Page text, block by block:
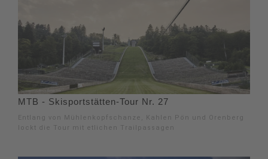
MTB - Skisportstätten-Tour Nr. 27
Entlang von Mühlenkopfschanze, Kahlen Pön und Orenberg
lockt die Tour mit etlichen Trailpassagen